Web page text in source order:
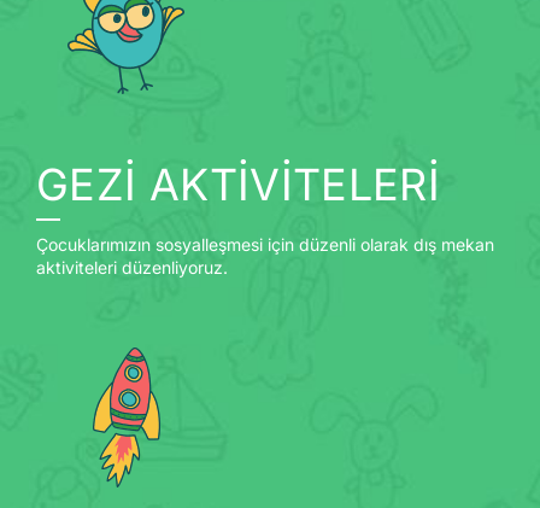
GEZİ AKTİVİTELERİ
Çocuklarımızın sosyalleşmesi için düzenli olarak dış mekan
aktiviteleri düzenliyoruz.